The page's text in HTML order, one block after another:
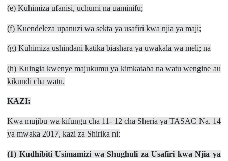
(e) Kuhimiza ufanisi, uchumi na uaminifu;
(f) Kuendeleza upanuzi wa sekta ya usafiri kwa njia ya maji;
(g) Kuhimiza ushindani katika biashara ya uwakala wa meli; na
(h) Kuingia kwenye majukumu ya kimkataba na watu wengine au
kikundi cha watu.
KAZI:
Kwa mujibu wa kifungu cha 11- 12 cha Sheria ya TASAC Na. 14
ya mwaka 2017, kazi za Shirika ni:
(1) Kudhibiti Usimamizi wa Shughuli zaUsafiri kwa Njia ya